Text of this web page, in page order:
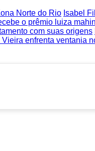
Norte do Rio Isabel
o prêmio luiza
com suas origens
Vieira enfrenta ventania